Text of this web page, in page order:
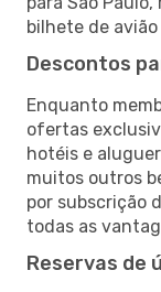
bilhete de
Descontos
Enquanto
ofertas
hotéis e
muitos outros
por subscrição
todas as
Reservas de